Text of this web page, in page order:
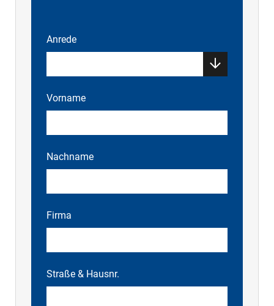
Anrede
Vorname
Nachname
Firma
Straße & Hausnr.